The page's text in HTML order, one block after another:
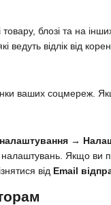
блозі та на
ведуть відлік від
ваших соцмереж.
→
Якщо ви
від Email